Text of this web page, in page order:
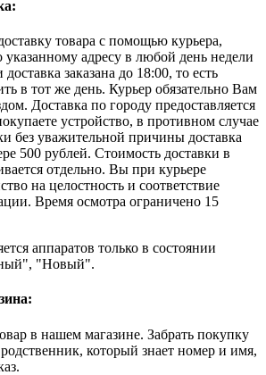
товара с помощью курьера,
указанному адресу в любой день недели
заказана до 18:00, то есть
в тот же день. Курьер обязательно Вам
Доставка по городу предоставляется
устройство, в противном случае
без уважительной причины доставка
500 рублей. Стоимость доставки в
отдельно. Вы при курьере
на целостность и соответствие
Время осмотра ограничено 15
аппаратов только в состоянии
"Новый".
в нашем магазине. Забрать покупку
который знает номер и имя,